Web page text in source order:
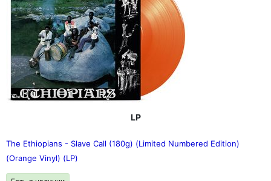
LP
The Ethiopians - Slave Call (180g) (Limited Numbered Edition)
(Orange Vinyl) (LP)